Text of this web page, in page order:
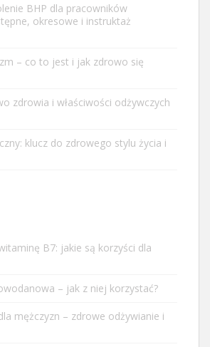
BHP dla pracowników
okresowe i instruktaż
– co to jest i jak zdrowo się
zdrowia i właściwości odżywczych
klucz do zdrowego stylu życia i
B7: jakie są korzyści dla
– jak z niej korzystać?
mężczyzn – zdrowe odżywianie i